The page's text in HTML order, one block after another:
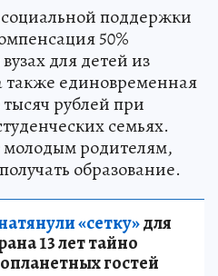
поддержки
50%
для детей из
единовременная
рублей при
семьях.
родителям,
образование.
«сетку»для
13 лет тайно
гостей